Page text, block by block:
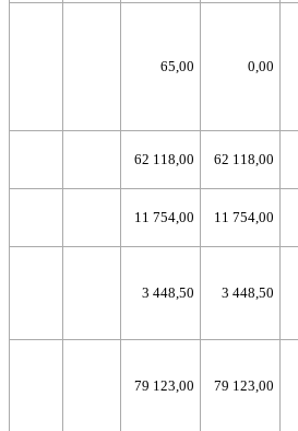
65,00 0,00
62 118,00 62 118,00
11 754,00 11 754,00
3 448,50 3 448,50
79 123,00 79 123,00